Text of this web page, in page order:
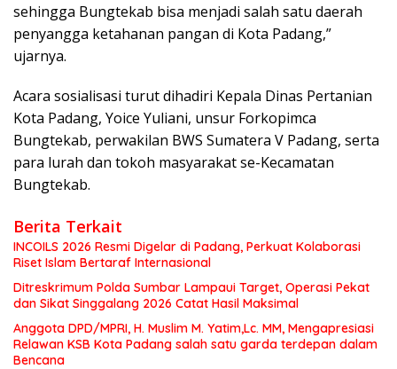
sehingga Bungtekab bisa menjadi salah satu daerah
penyangga ketahanan pangan di Kota Padang,”
ujarnya.
Acara sosialisasi turut dihadiri Kepala Dinas Pertanian
Kota Padang, Yoice Yuliani, unsur Forkopimca
Bungtekab, perwakilan BWS Sumatera V Padang, serta
para lurah dan tokoh masyarakat se-Kecamatan
Bungtekab.
Berita Terkait
INCOILS 2026 Resmi Digelar di Padang, Perkuat Kolaborasi
Riset Islam Bertaraf Internasional
Ditreskrimum Polda Sumbar Lampaui Target, Operasi Pekat
dan Sikat Singgalang 2026 Catat Hasil Maksimal
Anggota DPD/MPRI, H. Muslim M. Yatim,Lc. MM, Mengapresiasi
Relawan KSB Kota Padang salah satu garda terdepan dalam
Bencana